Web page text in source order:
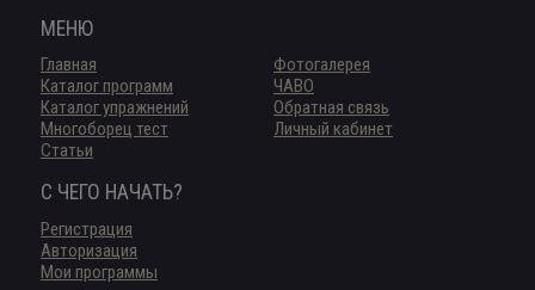
МЕНЮ
Главная
Каталог программ
Каталог упражнений
Многоборец тест
Статьи
Фотогалерея
ЧАВО
Обратная связь
Личный кабинет
С ЧЕГО НАЧАТЬ?
Регистрация
Авторизация
Мои программы